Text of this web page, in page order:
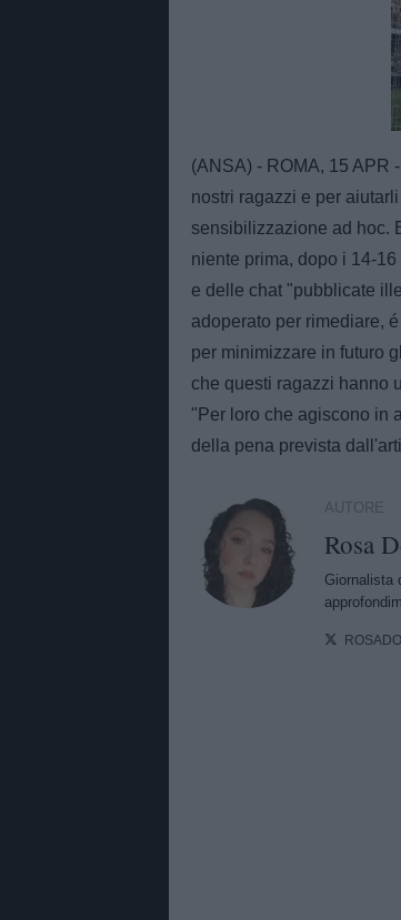
(ANSA) - ROMA, 15 APR
nostri ragazzi e per
sensibilizzazione ad hoc.
niente prima, dopo i 14-
e delle chat "pubblicate
adoperato per rimediare,
per minimizzare in futuro
che questi ragazzi hanno
"Per loro che agiscono in
della pena prevista
AUTORE
Rosa
Giornalista